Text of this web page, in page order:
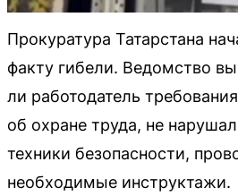
Прокуратура Татарстана
факту гибели. Ведомство
ли работодатель
об охране труда, не
техники безопасности,
необходимые инструктажи.